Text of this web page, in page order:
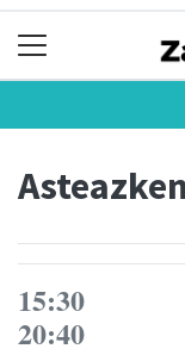
15:30
20:40